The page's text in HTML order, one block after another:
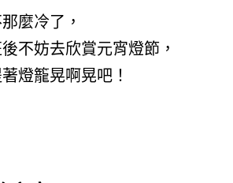
麼冷了，
不妨去欣賞元宵燈節，
燈籠晃啊晃吧！